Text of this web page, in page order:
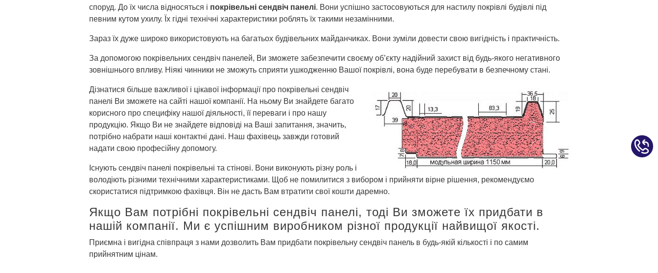
споруд. До їх числа відносяться і покрівельні сендвіч панелі. Вони успішно застосовуються для настилу покрівлі будівлі під
певним кутом ухилу. Їх гідні технічні характеристики роблять їх такими незамінними.
Зараз їх дуже широко використовують на багатьох будівельних майданчиках. Вони зуміли довести свою вигідність і практичність.
За допомогою покрівельних сендвіч панелей, Ви зможете забезпечити своєму об’єкту надійний захист від будь-якого негативного
зовнішнього впливу. Ніякі чинники не зможуть сприяти ушкодженню Вашої покрівлі, вона буде перебувати в безпечному стані.
Дізнатися більше важливої і цікавої інформації про покрівельні сендвіч
панелі Ви зможете на сайті нашої компанії. На ньому Ви знайдете багато
корисного про специфіку нашої діяльності, її переваги і про нашу
продукцію. Якщо Ви не знайдете відповіді на Ваші запитання, значить,
потрібно набрати наші контактні дані. Наш фахівець завжди готовий
надати свою професійну допомогу.
Існують сендвіч панелі покрівельні та стінові. Вони виконують різну роль і
володіють різними технічними характеристиками. Щоб не помилитися з вибором і прийняти вірне рішення, рекомендуємо
скористатися підтримкою фахівця. Він не дасть Вам втратити свої кошти даремно.
Якщо Вам потрібні покрівельні сендвіч панелі, тоді Ви зможете їх придбати в
нашій компанії. Ми є успішним виробником різної продукції найвищої якості.
Приємна і вигідна співпраця з нами дозволить Вам придбати покрівельну сендвіч панель в будь-якій кількості і по самим
прийнятним цінам.